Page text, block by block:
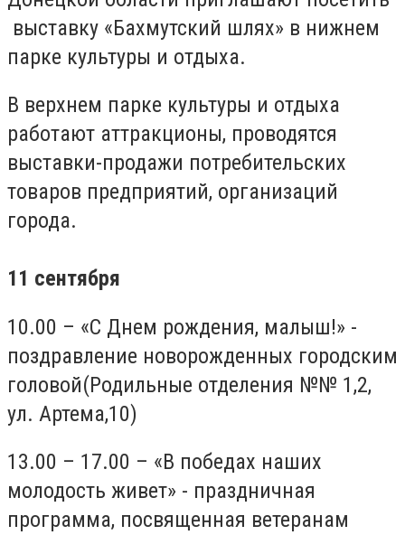
выставку «Бахмутский шлях» в нижнем
парке культуры и отдыха.
В верхнем парке культуры и отдыха
работают аттракционы, проводятся
выставки-продажи потребительских
товаров предприятий, организаций
города.
11 сентября
10.00 – «С Днем рождения, малыш!» -
поздравление новорожденных городским
головой(Родильные отделения №№ 1,2,
ул. Артема,10)
13.00 – 17.00 – «В победах наших
молодость живет» - праздничная
программа, посвященная ветеранам